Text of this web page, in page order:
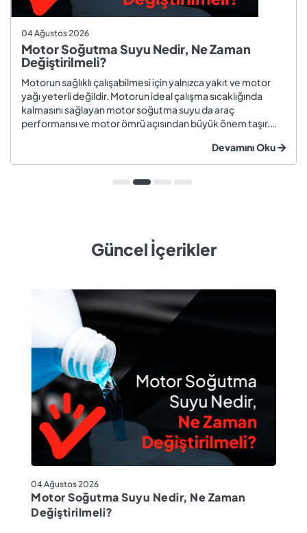
04 Ağustos 2026
Motor Soğutma Suyu Nedir, Ne Zaman
Değiştirilmeli?
Motorun sağlıklı çalışabilmesi için yalnızca yakıt ve motor
yağı yeterli değildir. Motorun ideal çalışma sıcaklığında
kalmasını sağlayan motor soğutma suyu da araç
performansı ve motor ömrü açısından büyük önem taşır.
değiştirilmeyen soğutma suyu; hararet, korozyon, motor
arızaları ve yüksek onarım ma...
Devamını Oku
Güncel İçerikler
04 Ağustos 2026
Motor Soğutma Suyu Nedir, Ne Zaman
Değiştirilmeli?